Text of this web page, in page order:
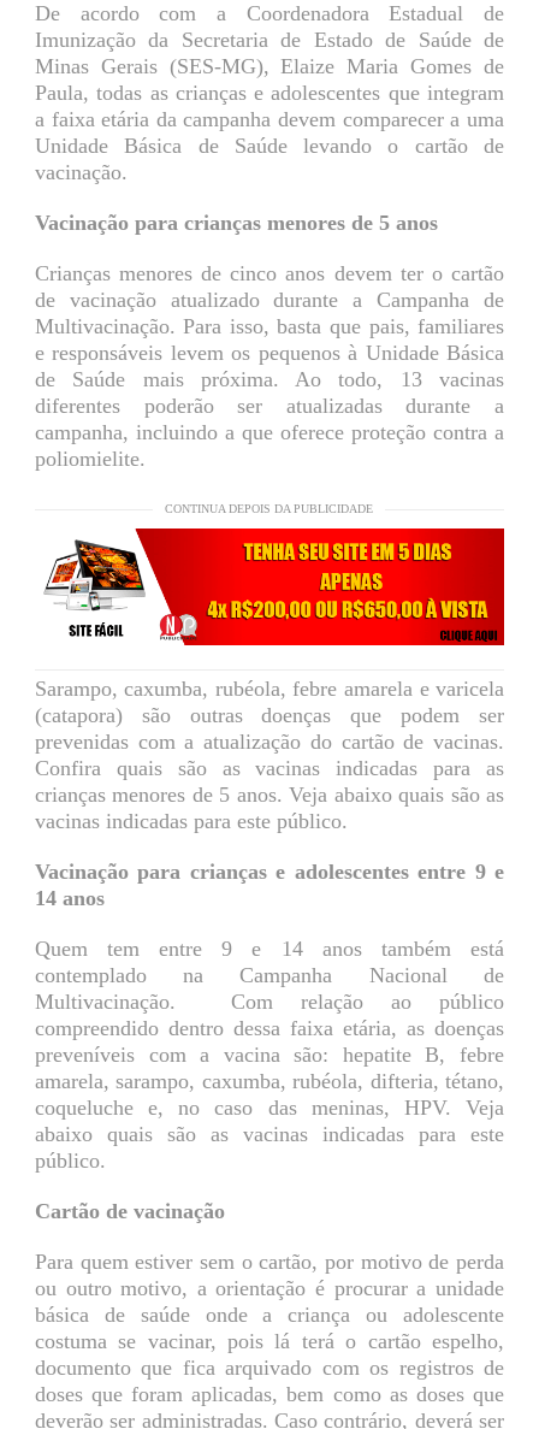
De acordo com a Coordenadora Estadual de
Imunização da Secretaria de Estado de Saúde de
Minas Gerais (SES-MG), Elaize Maria Gomes de
Paula, todas as crianças e adolescentes que integram
a faixa etária da campanha devem comparecer a uma
Unidade Básica de Saúde levando o cartão de
vacinação.
Vacinação para crianças menores de 5 anos
Crianças menores de cinco anos devem ter o cartão
de vacinação atualizado durante a Campanha de
Multivacinação. Para isso, basta que pais, familiares
e responsáveis levem os pequenos à Unidade Básica
de Saúde mais próxima. Ao todo, 13 vacinas
diferentes poderão ser atualizadas durante a
campanha, incluindo a que oferece proteção contra a
poliomielite.
CONTINUA DEPOIS DA PUBLICIDADE
Sarampo, caxumba, rubéola, febre amarela e varicela
(catapora) são outras doenças que podem ser
prevenidas com a atualização do cartão de vacinas.
Confira quais são as vacinas indicadas para as
crianças menores de 5 anos. Veja abaixo quais são as
vacinas indicadas para este público.
Vacinação para crianças e adolescentes entre 9 e
14 anos
Quem tem entre 9 e 14 anos também está
contemplado na Campanha Nacional de
Multivacinação. Com relação ao público
compreendido dentro dessa faixa etária, as doenças
preveníveis com a vacina são: hepatite B, febre
amarela, sarampo, caxumba, rubéola, difteria, tétano,
coqueluche e, no caso das meninas, HPV. Veja
abaixo quais são as vacinas indicadas para este
público.
Cartão de vacinação
Para quem estiver sem o cartão, por motivo de perda
ou outro motivo, a orientação é procurar a unidade
básica de saúde onde a criança ou adolescente
costuma se vacinar, pois lá terá o cartão espelho,
documento que fica arquivado com os registros de
doses que foram aplicadas, bem como as doses que
deverão ser administradas. Caso contrário, deverá ser